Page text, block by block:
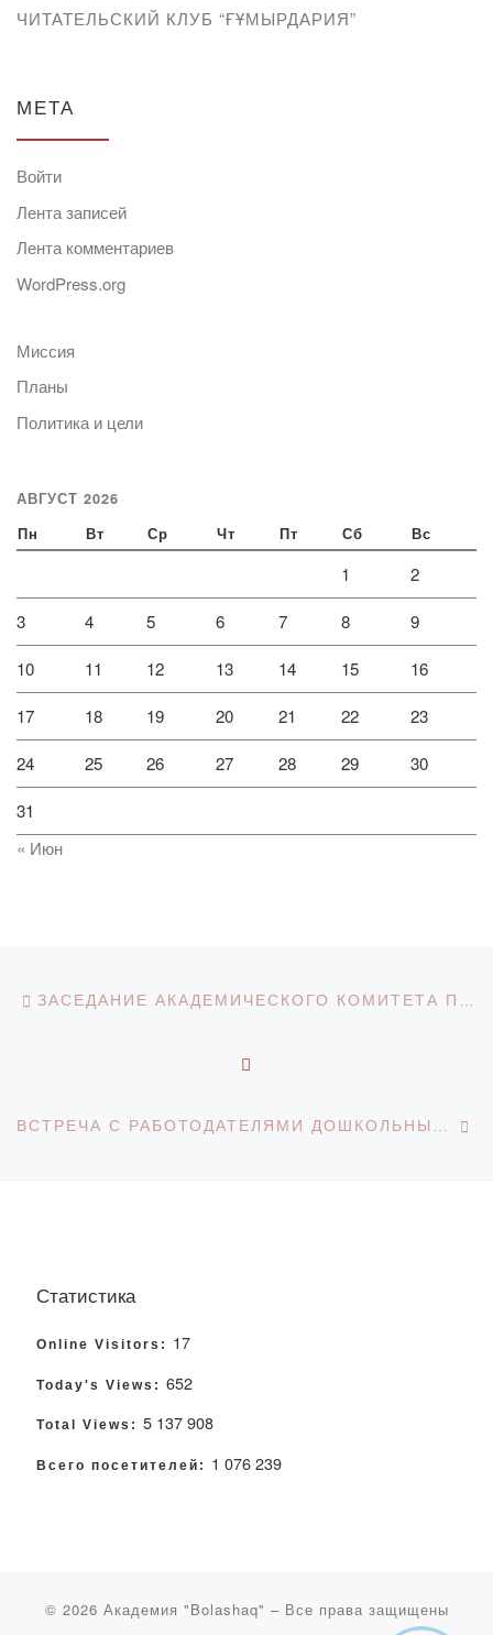
ЧИТАТЕЛЬСКИЙ КЛУБ “ҒҰМЫРДАРИЯ”
МЕТА
Войти
Лента записей
Лента комментариев
WordPress.org
Миссия
Планы
Политика и цели
АВГУСТ 2026
Пн Вт Ср Чт Пт Сб Вс
1 2
3 4 5 6 7 8 9
10 11 12 13 14 15 16
17 18 19 20 21 22 23
24 25 26 27 28 29 30
31
« Июн
Навигация по записям
Статистика
Online Visitors: 17
Today's Views: 652
Total Views: 5 137 908
Всего посетителей: 1 076 239
© 2026 Академия "Bolashaq" – Все права защищены